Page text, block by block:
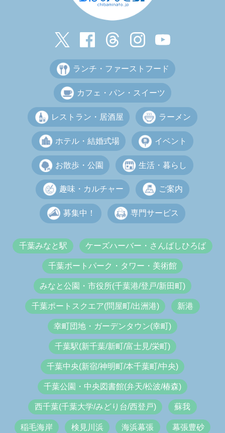
ランチ・ファーストフード
カフェ・パン・スイーツ
レストラン・居酒屋 ラーメン
ホテル・結婚式場 イベント
お散歩・公園 生活・暮らし
趣味・カルチャー ご案内
募集中！ 専門サービス
千葉みなと駅 ケーズハーバー・さんばしひろば
千葉ポートパーク・タワー・美術館
みなと公園・市役所(千葉港/登戸/新田町)
千葉ポートスクエア(問屋町/出洲港) 新港
幸町団地・ガーデンタウン(幸町)
千葉駅(新千葉/新町/富士見/栄町)
千葉中央(新宿/神明町/本千葉町/中央)
千葉公園・中央図書館(弁天/松波/椿森)
西千葉(千葉大学/みどり台/西登戸) 蘇我
稲毛海岸 検見川浜 海浜幕張 幕張豊砂